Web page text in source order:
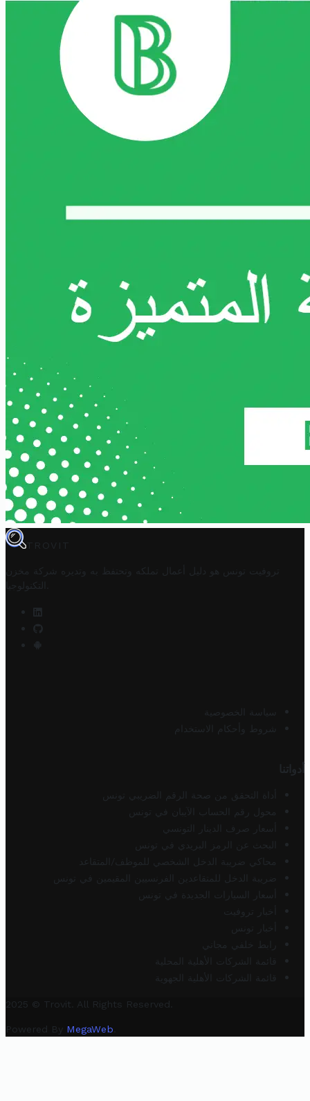
TROVIT
تروفيت تونس هو دليل أعمال تملكه وتحتفظ به وتديره
شركة مخزن
التكنولوجيا
سياسة الخصوصية
شروط وأحكام الاستخدام
أدواتنا
أداة التحقق من صحة الرقم الضريبي تونس
محول رقم الحساب الآيبان في تونس
أسعار صرف الدينار التونسي
البحث عن الرمز البريدي في تونس
محاكي ضريبة الدخل الشخصي للموظف/المتقاعد
ضريبة الدخل للمتقاعدين الفرنسيين المقيمين في تونس
أسعار السيارات الجديدة في تونس
أخبار تروفيت
أخبار تونس
رابط خلفي مجاني
قائمة الشركات الأهلية المحلية
قائمة الشركات الأهلية الجهوية
2025 © Trovit. All Rights Reserved.
Powered By MegaWeb